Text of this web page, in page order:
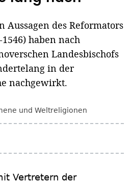
des Reformators
haben nach
Landesbischofs
in der
nachgewirkt.
und Weltreligionen
Vertretern der